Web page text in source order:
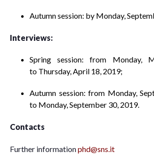
Autumn session: by Monday,
Interviews:
Spring session: from Monday,
to Thursday, April 18, 2019;
Autumn session: from Monday,
to Monday, September 30, 2019.
Contacts
Further informationphd@sns.it